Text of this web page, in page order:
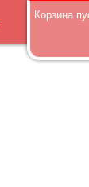
Корзина